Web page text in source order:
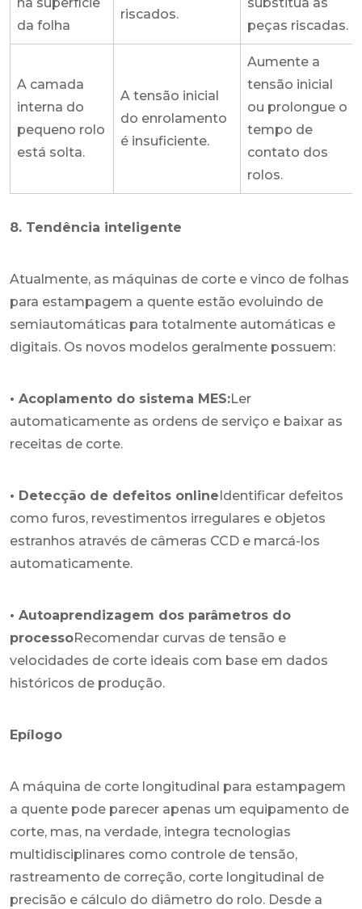
da folha
riscados.
peças riscadas.
A camada
interna do
pequeno rolo
está solta.
A tensão inicial
do enrolamento
é insuficiente.
Aumente a
tensão inicial
ou prolongue o
tempo de
contato dos
rolos.
8. Tendência inteligente
Atualmente, as máquinas de corte e vinco de folhas
para estampagem a quente estão evoluindo de
semiautomáticas para totalmente automáticas e
digitais. Os novos modelos geralmente possuem:
• Acoplamento do sistema MES:Ler
automaticamente as ordens de serviço e baixar as
receitas de corte.
• Detecção de defeitos onlineIdentificar defeitos
como furos, revestimentos irregulares e objetos
estranhos através de câmeras CCD e marcá-los
automaticamente.
• Autoaprendizagem dos parâmetros do
processoRecomendar curvas de tensão e
velocidades de corte ideais com base em dados
históricos de produção.
Epílogo
A máquina de corte longitudinal para estampagem
a quente pode parecer apenas um equipamento de
corte, mas, na verdade, integra tecnologias
multidisciplinares como controle de tensão,
rastreamento de correção, corte longitudinal de
precisão e cálculo do diâmetro do rolo. Desde a